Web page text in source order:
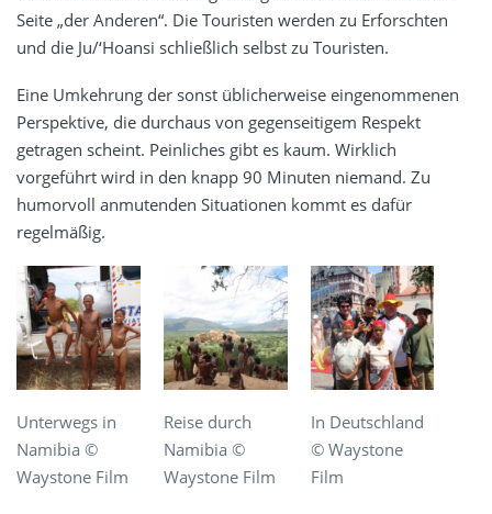
Seite „der Anderen“. Die Touristen werden zu Erforschten
und die Ju/‘Hoansi schließlich selbst zu Touristen.
Eine Umkehrung der sonst üblicherweise eingenommenen
Perspektive, die durchaus von gegenseitigem Respekt
getragen scheint. Peinliches gibt es kaum. Wirklich
vorgeführt wird in den knapp 90 Minuten niemand. Zu
humorvoll anmutenden Situationen kommt es dafür
regelmäßig.
Unterwegs in
Namibia ©
Waystone Film
Reise durch
Namibia ©
Waystone Film
In Deutschland
© Waystone
Film